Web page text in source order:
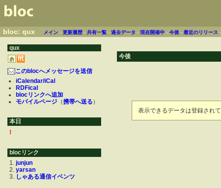
bloc: qux メイン -更新履歴 -共有一覧 -過去データ -現在開催中 -今後 -最近のリリース
qux
このblocへメッセージを送信
iCalendar/iCal
RDFical
blocリンクへ追加
モバイルページ（携帯へ送る ）
本日
！
blocリンク
junjun
yarsan
しゃある通信イベンツ
今後
表示できるデータは登録され